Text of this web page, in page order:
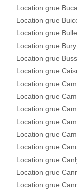
Location grue
Location grue
Location grue
Location grue
Location grue
Location grue
Location grue
Location grue
Location grue
Location grue
Location grue
Location grue
Location grue
Location grue
Location grue